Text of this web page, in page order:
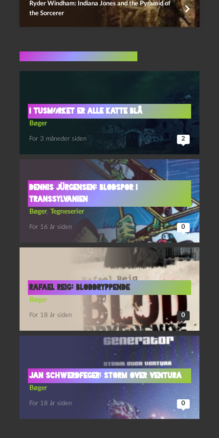
Ryder Windham: Indiana Jones and the Pyramid of
the Sorcerer
I tusmørket er alle katte blå
Bøger
For 3 måneder siden 2
Dennis Jürgensen: Blodspor i
Transsylvanien
Bøger, Tegneserier
For 16 år siden 0
Rafael Reig: Bloddryppende
Bøger
For 18 år siden 0
Jan Schwerdfeger: Storm over Ventura
Bøger
For 18 år siden 0